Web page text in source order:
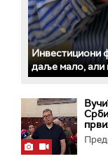
Инвестициони
даље мало, али